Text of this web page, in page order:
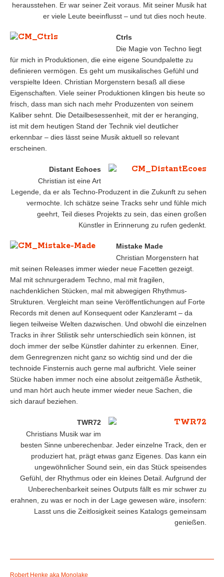
herausstehen. Er war seiner Zeit voraus. Mit seiner Musik hat
er viele Leute beeinflusst – und tut dies noch heute.
Ctrls
Die Magie von Techno liegt
für mich in Produktionen, die eine eigene Soundpalette zu
definieren vermögen. Es geht um musikalisches Gefühl und
verspielte Ideen. Christian Morgenstern besaß all diese
Eigenschaften. Viele seiner Produktionen klingen bis heute so
frisch, dass man sich nach mehr Produzenten von seinem
Kaliber sehnt. Die Detailbesessenheit, mit der er heranging,
ist mit dem heutigen Stand der Technik viel deutlicher
erkennbar – dies lässt seine Musik aktuell so relevant
erscheinen.
Distant Echoes
Christian ist eine Art
Legende, da er als Techno-Produzent in die Zukunft zu sehen
vermochte. Ich schätze seine Tracks sehr und fühle mich
geehrt, Teil dieses Projekts zu sein, das einen großen
Künstler in Erinnerung zu rufen gedenkt.
Mistake Made
Christian Morgenstern hat
mit seinen Releases immer wieder neue Facetten gezeigt.
Mal mit schnurgeradem Techno, mal mit fragilen,
nachdenklichen Stücken, mal mit abwegigen Rhythmus-
Strukturen. Vergleicht man seine Veröffentlichungen auf Forte
Records mit denen auf Konsequent oder Kanzleramt – da
liegen teilweise Welten dazwischen. Und obwohl die einzelnen
Tracks in ihrer Stilistik sehr unterschiedlich sein können, ist
doch immer der selbe Künstler dahinter zu erkennen. Einer,
dem Genregrenzen nicht ganz so wichtig sind und der die
technoide Finsternis auch gerne mal aufbricht. Viele seiner
Stücke haben immer noch eine absolut zeitgemäße Ästhetik,
und man hört auch heute immer wieder neue Sachen, die
sich darauf beziehen.
TWR72
Christians Musik war im
besten Sinne unberechenbar. Jeder einzelne Track, den er
produziert hat, prägt etwas ganz Eigenes. Das kann ein
ungewöhnlicher Sound sein, ein das Stück speisendes
Gefühl, der Rhythmus oder ein kleines Detail. Aufgrund der
Unberechenbarkeit seines Outputs fällt es mir schwer zu
erahnen, zu was er noch in der Lage gewesen wäre, insofern:
Lasst uns die Zeitlosigkeit seines Katalogs gemeinsam
genießen.
Robert Henke aka Monolake